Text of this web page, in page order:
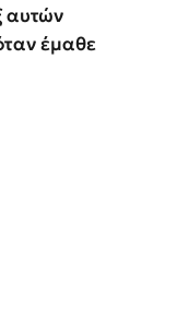
αυτών
έμαθε